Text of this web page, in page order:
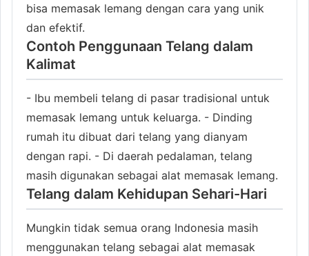
bisa memasak lemang dengan cara yang unik
dan efektif.
Contoh Penggunaan Telang dalam
Kalimat
- Ibu membeli telang di pasar tradisional untuk
memasak lemang untuk keluarga. - Dinding
rumah itu dibuat dari telang yang dianyam
dengan rapi. - Di daerah pedalaman, telang
masih digunakan sebagai alat memasak lemang.
Telang dalam Kehidupan Sehari-Hari
Mungkin tidak semua orang Indonesia masih
menggunakan telang sebagai alat memasak